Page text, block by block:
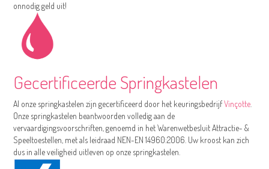
onnodig geld uit!
Gecertificeerde Springkastelen
Al onze springkastelen zijn gecertificeerd door het keuringsbedrijfVinçotte
Onze springkastelen beantwoorden volledig aan de
vervaardigingsvoorschriften, genoemd in het Warenwetbesluit Attractie- &
Speeltoestellen, met als leidraad NEN-EN 14960:2006. Uw kroost kan zich
dus in alle veiligheid uitleven op onze springkastelen.